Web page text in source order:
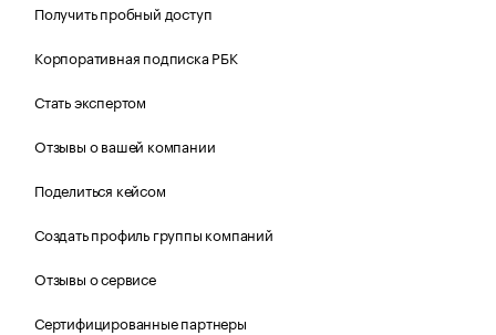
Получить пробный доступ
Корпоративная подписка РБК
Стать экспертом
Отзывы о вашей компании
Поделиться кейсом
Создать профиль группы компаний
Отзывы о сервисе
Сертифицированные партнеры